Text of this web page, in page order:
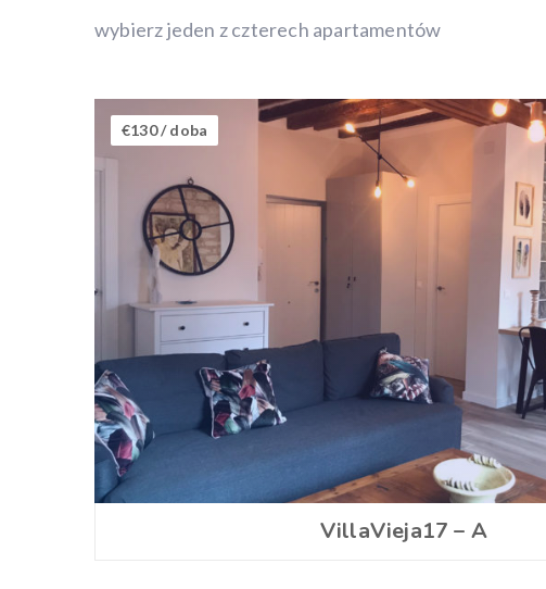
wybierz jeden z czterech apartamentów
€130/ doba
VillaVieja17 – A